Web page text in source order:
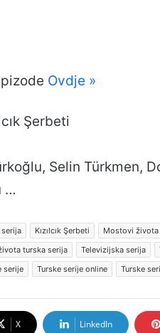
Ovdje »
Şerbeti
Selin Türkmen,
…
Kızılcık Şerbeti Mostovi života
turska serija Televizijska serija
serije Turske serije online Turske
X LinkedIn